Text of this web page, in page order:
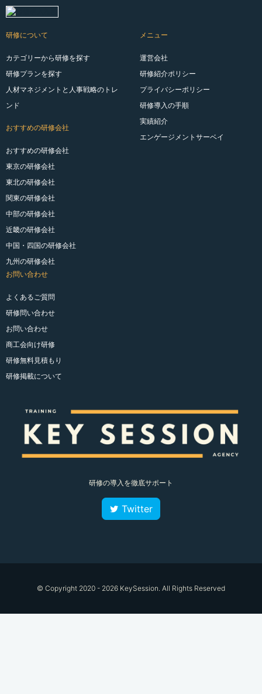
研修について
カテゴリーから研修を探す
研修プランを探す
人材マネジメントと人事戦略のトレ
ンド
おすすめの研修会社
おすすめの研修会社
東京の研修会社
東北の研修会社
関東の研修会社
中部の研修会社
近畿の研修会社
中国・四国の研修会社
九州の研修会社
メニュー
運営会社
研修紹介ポリシー
プライバシーポリシー
研修導入の手順
実績紹介
エンゲージメントサーベイ
お問い合わせ
よくあるご質問
研修問い合わせ
お問い合わせ
商工会向け研修
研修無料見積もり
研修掲載について
研修の導入を徹底サポート
Twitter
© Copyright 2020 - 2026 KeySession. All Rights Reserved